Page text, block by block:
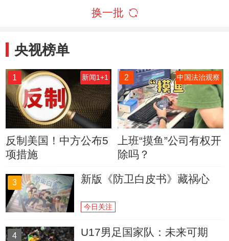
换一批
央视榜单
1 新闻1+1
反制美国！中方公布5
项措施
2 中国法治观察
上班“摸鱼”公司有权开
除吗？
3 新版《防卫白皮书》藏祸心
今日关注
4 U17男足国家队：未来可期